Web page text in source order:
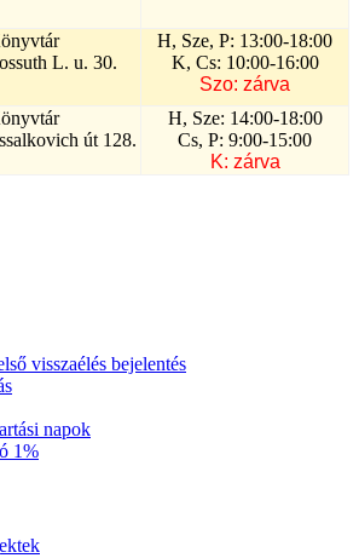
L. u. 30.
H, Sze, P: 13:00-18:00
K, Cs: 10:00-16:00
Szo: zárva
út 128.
H, Sze: 14:00-18:00
Cs, P: 9:00-15:00
K: zárva
visszaélés bejelentés
napok
1%